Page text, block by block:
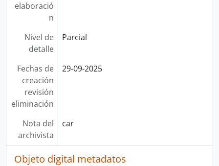
elaboració
n
Nivel de
detalle
Parcial
Fechas de
creación
revisión
eliminación
29-09-2025
Nota del
archivista
car
Objeto digital metadatos